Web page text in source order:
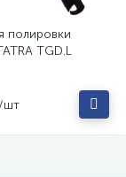
полировки
TGD.L
/шт